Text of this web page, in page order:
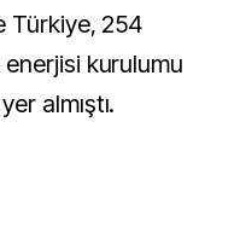
Türkiye, 254
kurulumu
almıştı.